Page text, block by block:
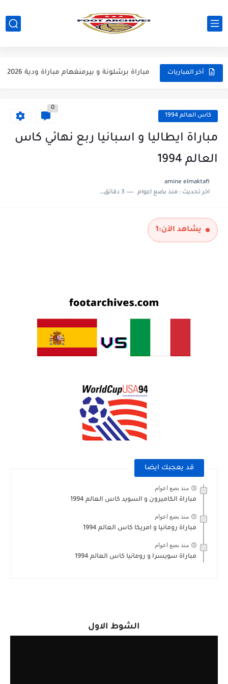
أخر المباريات
مباراة ارسنال و جيرونا مباراة ودية 2026
مباراة ريال مدريد و فيورنتينا مباراة ودية 2026
مباراة برشلونة و بيرمنغهام مباراة ودية 2026
مباراة سيلتيك و ميلان مباراة ودية 2026 كاس العالم 1994
0
مباراة ايطاليا و اسبانيا ربع نهائي كاس
العالم 1994
amine elmaktafi
اخر تحديث :منذ بضع اعوام 3 دقائق للقراءة
يشاهد الآن:1
قد يعجبك ايضا
منذ بضع اعوام
مباراة الكاميرون و السويد كاس العالم 1994
منذ بضع اعوام
مباراة رومانيا و امريكا كاس العالم 1994
منذ بضع اعوام
مباراة سويسرا و رومانيا كاس العالم 1994
الشوط الاول